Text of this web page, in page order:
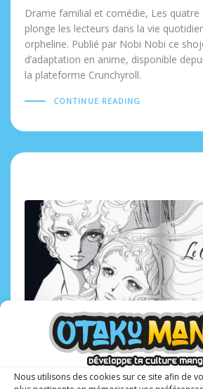
Nous utilisons des cookies sur ce site afin de
Drame familial et comédie, Les quatre
plonge les lecteurs dans la vie
orpheline. Publié par Nobi Nobi ce
d’adaptation en anime, disponible
la plateforme Crunchyroll.
CONTINUE READING